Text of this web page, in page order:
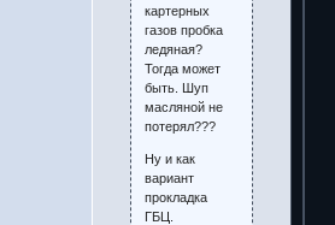
картерных
газов пробка
ледяная?
Тогда может
быть. Шуп
масляной не
потерял???
Ну и как
вариант
прокладка
ГБЦ.